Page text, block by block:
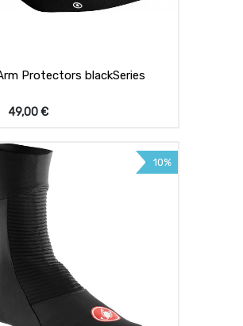
TRAIL Arm Protectors blackSeries
49,00€
10%